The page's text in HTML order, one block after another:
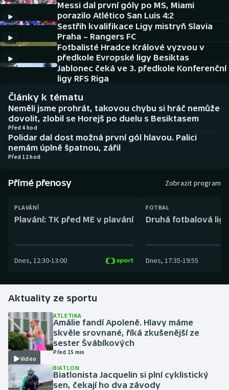
DALŠÍ SPORTY
Americký fotbal
Baseball a softbal
Biatlon
Boby a skeleton
Curling
Dostihy
Futsal
Golf
Gymnastika
Házená
Jezdectví
Judo
NEPŘEHLÉDNĚTE
Soutěže
Aplikace ČT sport
AZ kvíz
Messi dal první góly po MS, Miami
porazilo Atlético San Luis 4:2
Sestřih kvalifikace Ligy mistryň Slavia
Praha – Rangers FC
Fotbalisté Hradce Králové vyzvou v
předkole Evropské ligy Besiktas
Jablonec čeká ve 3. předkole Konferenční
ligy RFS Riga
Články k tématu
Neměli jsme prohrát, takovou chybu si hráč nemůže
dovolit, zlobil se Horejš po duelu s Besiktasem
Před 4 hod
Polidar dal dost možná první gól hlavou. Palici
nemám úplně špatnou, zářil
Před 12 hod
Přímé přenosy Zobrazit program
PLAVÁNÍ
Plavání: TK před ME v plavání
Dnes, 12:30-13:00
FOTBAL
Druhá fotbalová
Dnes, 17:35-19:55
Aktuality ze sportu
Video
ATLETIKA
Amálie fandí Apoleně. Hlavy máme
skvěle srovnané, říká zkušenější ze
sester Švábíkových
Před 15 min
BIATLON
Biatlonista Jacquelin si plní cyklistický
sen, čekají ho dva závody